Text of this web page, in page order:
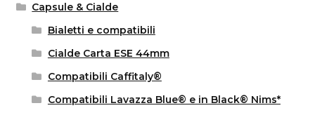
Capsule & Cialde
Bialetti e compatibili
Cialde Carta ESE 44mm
Compatibili Caffitaly®
Compatibili Lavazza Blue® e in Black® Nims*